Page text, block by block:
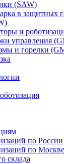
(SAW)
в защитных
и
управления
и горелки
по России
по Москве
склада